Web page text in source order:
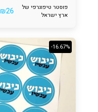
פוסטר טיפוגרפי של
ארץ ישראל
₪26
-16.67%